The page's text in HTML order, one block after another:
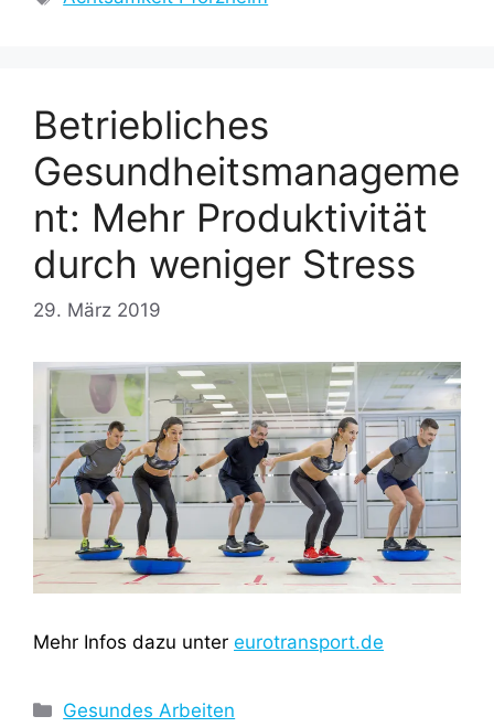
Betriebliches
Gesundheitsmanageme
nt: Mehr Produktivität
durch weniger Stress
29. März 2019
Mehr Infos dazu unter eurotransport.de
Kategorien
Gesundes Arbeiten